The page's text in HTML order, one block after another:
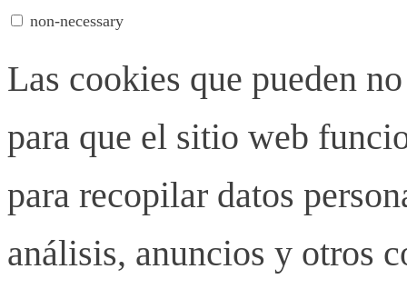
non-necessary
Las cookies que pueden
para que el sitio web
para recopilar datos
análisis, anuncios y otros